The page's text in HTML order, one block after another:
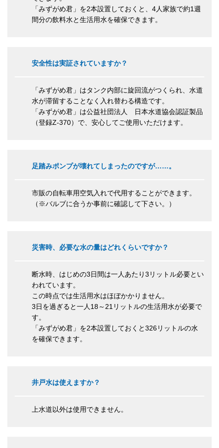
「みずがめ君」を2本設置しておくと、4人家族で約1週
間分の飲料水と生活用水を確保できます。
安全性は実証されていますか？
「みずがめ君」はタンク内部に旋回流がつくられ、水道
水が滞留することなく入れ替わる構造です。
「みずがめ君」は公益社団法人 日本水道協会認証製品
（登録Z-370）で、安心してご使用いただけます。
足踏みポンプが壊れてしまったのですが……。
市販の自転車用空気入れで代用することができます。
（※バルブに合うか事前に確認して下さい。）
災害時、必要な水の量はどれくらいですか？
断水時、はじめの3日間は一人あたり3リットル必要とい
われています。
この時点では生活用水はほぼかかりません。
3日を過ぎると一人18～21リットルの生活用水が必要で
す。
「みずがめ君」を2本設置しておくと326リットルの水
を確保できます。
井戸水は使えますか？
上水道以外は使用できません。